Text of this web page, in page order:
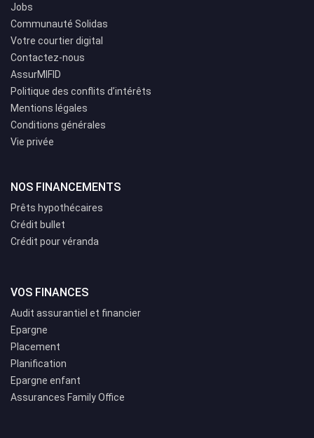
Jobs
Communauté Solidas
Votre courtier digital
Contactez-nous
AssurMIFID
Politique des conflits d’intérêts
Mentions légales
Conditions générales
Vie privée
NOS FINANCEMENTS
Prêts hypothécaires
Crédit bullet
Crédit pour véranda
VOS FINANCES
Audit assurantiel et financier
Epargne
Placement
Planification
Epargne enfant
Assurances Family Office